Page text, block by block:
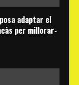
adaptar el
per millorar-